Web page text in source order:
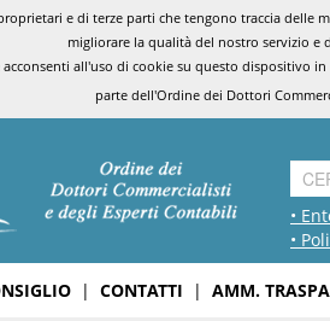
e di terze parti che tengono traccia
migliorare la qualità del nostro servizio e
acconsenti all'uso di cookie su questo dispositivo
parte dell'Ordine dei Dottori
•
•
| CONTATTI | AMM.